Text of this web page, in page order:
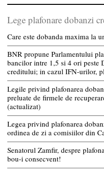
Lege plafonare dobanzi
Care este dobanda maxima la
BNR propune Parlamentului
bancilor intre 1,5 si 4 ori peste
creditului; in cazul IFN-urilor,
Legile privind plafonarea
preluate de firmele de
(actualizat)
Legea privind plafonarea
ordinea de zi a comisiilor din
Senatorul Zamfir, despre
bou-i consecvent!